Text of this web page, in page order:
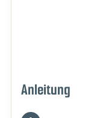
Anleitung